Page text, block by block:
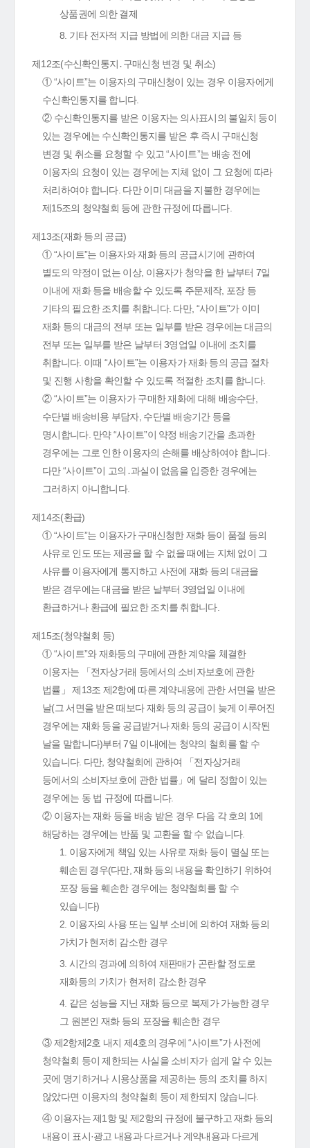
상품권에 의한 결제
8. 기타 전자적 지급 방법에 의한 대금 지급 등
제12조(수신확인통지․구매신청 변경 및 취소)
① “사이트”는 이용자의 구매신청이 있는 경우 이용자에게
수신확인통지를 합니다.
② 수신확인통지를 받은 이용자는 의사표시의 불일치 등이
있는 경우에는 수신확인통지를 받은 후 즉시 구매신청
변경 및 취소를 요청할 수 있고 “사이트”는 배송 전에
이용자의 요청이 있는 경우에는 지체 없이 그 요청에 따라
처리하여야 합니다. 다만 이미 대금을 지불한 경우에는
제15조의 청약철회 등에 관한 규정에 따릅니다.
제13조(재화 등의 공급)
① “사이트”는 이용자와 재화 등의 공급시기에 관하여
별도의 약정이 없는 이상, 이용자가 청약을 한 날부터 7일
이내에 재화 등을 배송할 수 있도록 주문제작, 포장 등
기타의 필요한 조치를 취합니다. 다만, “사이트”가 이미
재화 등의 대금의 전부 또는 일부를 받은 경우에는 대금의
전부 또는 일부를 받은 날부터 3영업일 이내에 조치를
취합니다. 이때 “사이트”는 이용자가 재화 등의 공급 절차
및 진행 사항을 확인할 수 있도록 적절한 조치를 합니다.
② “사이트”는 이용자가 구매한 재화에 대해 배송수단,
수단별 배송비용 부담자, 수단별 배송기간 등을
명시합니다. 만약 “사이트”이 약정 배송기간을 초과한
경우에는 그로 인한 이용자의 손해를 배상하여야 합니다.
다만 “사이트”이 고의․과실이 없음을 입증한 경우에는
그러하지 아니합니다.
제14조(환급)
① “사이트”는 이용자가 구매신청한 재화 등이 품절 등의
사유로 인도 또는 제공을 할 수 없을 때에는 지체 없이 그
사유를 이용자에게 통지하고 사전에 재화 등의 대금을
받은 경우에는 대금을 받은 날부터 3영업일 이내에
환급하거나 환급에 필요한 조치를 취합니다.
제15조(청약철회 등)
① “사이트”와 재화등의 구매에 관한 계약을 체결한
이용자는 「전자상거래 등에서의 소비자보호에 관한
법률」 제13조 제2항에 따른 계약내용에 관한 서면을 받은
날(그 서면을 받은 때보다 재화 등의 공급이 늦게 이루어진
경우에는 재화 등을 공급받거나 재화 등의 공급이 시작된
날을 말합니다)부터 7일 이내에는 청약의 철회를 할 수
있습니다. 다만, 청약철회에 관하여 「전자상거래
등에서의 소비자보호에 관한 법률」에 달리 정함이 있는
경우에는 동 법 규정에 따릅니다.
② 이용자는 재화 등을 배송 받은 경우 다음 각 호의 1에
해당하는 경우에는 반품 및 교환을 할 수 없습니다.
1. 이용자에게 책임 있는 사유로 재화 등이 멸실 또는
훼손된 경우(다만, 재화 등의 내용을 확인하기 위하여
포장 등을 훼손한 경우에는 청약철회를 할 수
있습니다)
2. 이용자의 사용 또는 일부 소비에 의하여 재화 등의
가치가 현저히 감소한 경우
3. 시간의 경과에 의하여 재판매가 곤란할 정도로
재화등의 가치가 현저히 감소한 경우
4. 같은 성능을 지닌 재화 등으로 복제가 가능한 경우
그 원본인 재화 등의 포장을 훼손한 경우
③ 제2항제2호 내지 제4호의 경우에 “사이트”가 사전에
청약철회 등이 제한되는 사실을 소비자가 쉽게 알 수 있는
곳에 명기하거나 시용상품을 제공하는 등의 조치를 하지
않았다면 이용자의 청약철회 등이 제한되지 않습니다.
④ 이용자는 제1항 및 제2항의 규정에 불구하고 재화 등의
내용이 표시·광고 내용과 다르거나 계약내용과 다르게